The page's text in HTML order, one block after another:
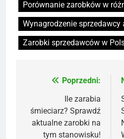
Porównanie zarobków w
Wynagrodzenie sprzedawcy
Zarobki sprzedawców w
NawigacjaPoprzedni:
Ile zarabia
śmieciarz? Sprawdź
aktualne zarobki na
tym stanowisku!